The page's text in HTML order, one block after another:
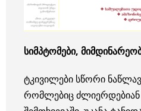
სიმპტომები,
ტკივილები სწორი
რომლებიც ძლიერდებიან